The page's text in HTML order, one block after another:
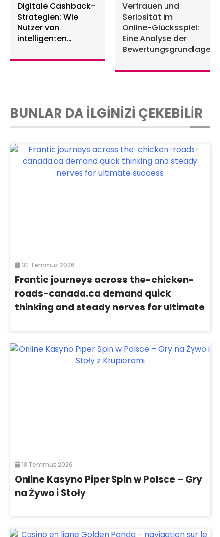
Digitale Cashback-
Strategien: Wie
Nutzer von
intelligenten
profitieren
Vertrauen und
Seriosität im
Online-Glücksspiel:
Eine Analyse der
Bewertungsgrundlagen
BUNLAR DA İLGİNİZİ ÇEKEBİLİR
30 Temmuz 2026
Frantic journeys across the-chicken-
roads-canada.ca demand quick
thinking and steady nerves for ultimate
18 Temmuz 2026
Online Kasyno Piper Spin w Polsce – Gry
na Żywo i Stoły